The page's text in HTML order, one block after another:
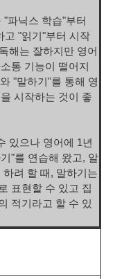
파닉스 학습"부터
고 "읽기"부터 시작
해는 잘하지만 영어
통 기능이 떨어지
"말하기"를 통해 영
시작하는 것이 좋
있으나 영어에 1년
"를 연습해 왔고, 알
려 할 때, 말하기는
표현할 수 있고 집
적기라고 할 수 있